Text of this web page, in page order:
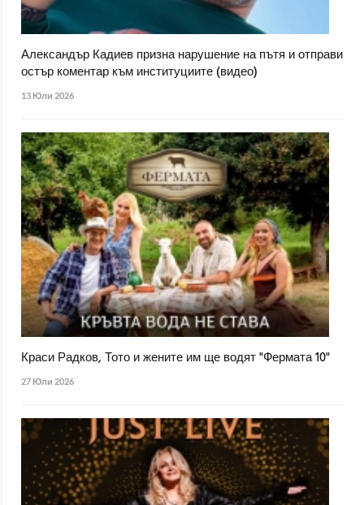
Александър Кадиев призна нарушение на пътя и отправи
остър коментар към институциите (видео)
13 Юли 2026
Краси Радков, Тото и жените им ще водят "Фермата 10"
27 Юли 2026